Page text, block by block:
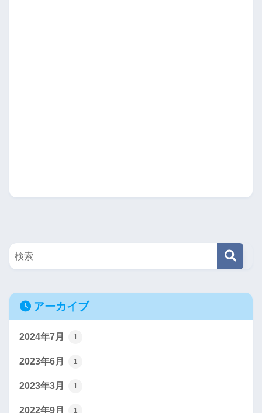
アーカイブ
2024年7月 1
2023年6月 1
2023年3月 1
2022年9月 1